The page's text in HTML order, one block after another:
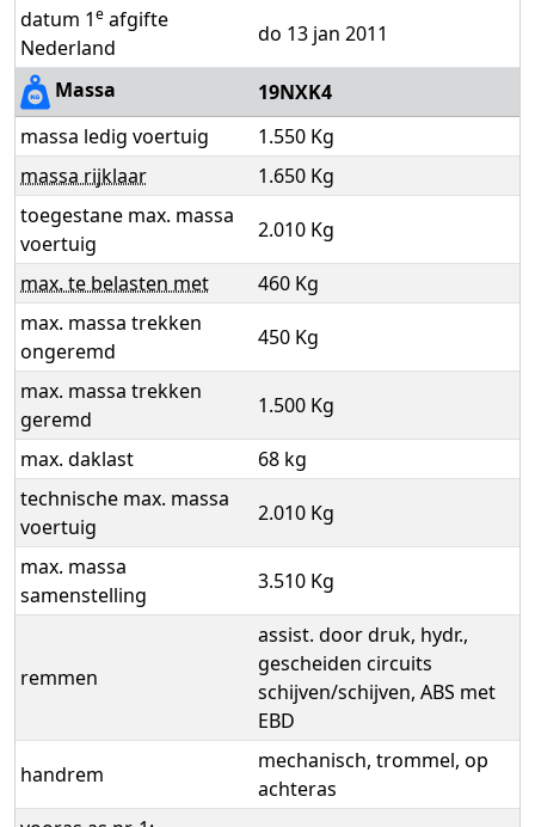
datum 1e afgifte
Nederland
do 13 jan 2011
Massa
19NXK4
massa ledig voertuig
1.550 Kg
massa rijklaar
1.650 Kg
toegestane max. massa
voertuig
2.010 Kg
max. te belasten met
460 Kg
max. massa trekken
ongeremd
450 Kg
max. massa trekken
geremd
1.500 Kg
max. daklast
68 kg
technische max. massa
voertuig
2.010 Kg
max. massa
samenstelling
3.510 Kg
remmen
assist. door druk, hydr.,
gescheiden circuits
schijven/schijven, ABS met
EBD
handrem
mechanisch, trommel, op
achteras